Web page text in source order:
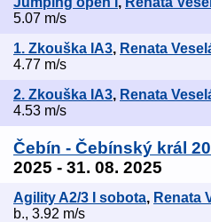
5.07 m/s
1. Zkouška IA3, Renata
4.77 m/s
2. Zkouška IA3, Renata
4.53 m/s
Čebín - Čebínský král
2025 - 31. 08. 2025
Agility A2/3 I sobota, Renata
b., 3.92 m/s